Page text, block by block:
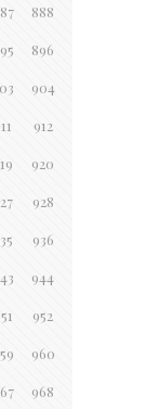
888
896
904
912
920
928
936
944
952
960
968